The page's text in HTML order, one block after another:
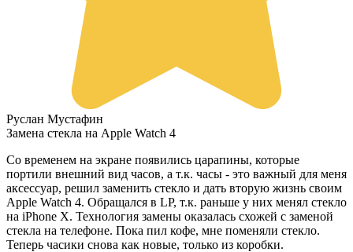
Руслан Мустафин
Замена стекла на Apple Watch 4
Со временем на экране появились царапины, которые
портили внешний вид часов, а т.к. часы - это важный для меня
аксессуар, решил заменить стекло и дать вторую жизнь своим
Apple Watch 4. Обращался в LP, т.к. раньше у них менял стекло
на iPhone X. Технология замены оказалась схожей с заменой
стекла на телефоне. Пока пил кофе, мне поменяли стекло.
Теперь часики снова как новые, только из коробки.